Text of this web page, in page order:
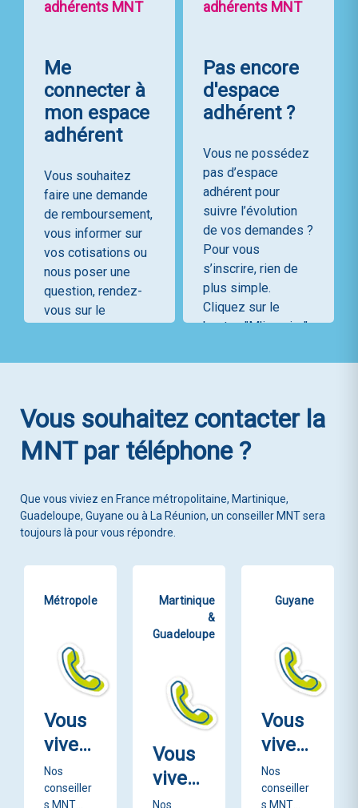
adhérents MNT
Me
connecter à
mon espace
adhérent
Vous souhaitez
faire une demande
de remboursement,
vous informer sur
vos cotisations ou
nous poser une
question, rendez-
vous sur le
demandes".
Me connecter
adhérents MNT
Pas encore
d'espace
adhérent ?
Vous ne possédez
pas d’espace
adhérent pour
suivre l’évolution
de vos demandes ?
Pour vous
s’inscrire, rien de
plus simple.
Cliquez sur le
bouton "M'inscrire" .
Vous souhaitez contacter la
MNT par téléphone ?
Que vous viviez en France métropolitaine, Martinique,
Guadeloupe, Guyane ou à La Réunion, un conseiller MNT sera
toujours là pour vous répondre.
Métropole
Vous
vivez
en
métro
Nos
conseiller
s MNT
Martinique
&
Guadeloupe
Vous
vivez
en
Nos
Guyane
Vous
vivez
en
Guya
Nos
conseiller
s MNT